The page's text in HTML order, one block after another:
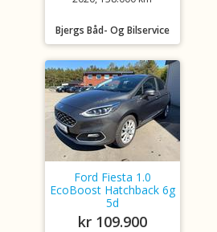
Bjergs Båd- Og Bilservice
Ford Fiesta 1.0
EcoBoost Hatchback 6g
5d
kr 109.900